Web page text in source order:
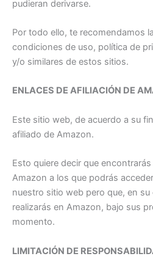
pudieran derivarse.
Por todo ello, te recomendamos
condiciones de uso, política de
y/o similares de estos sitios.
ENLACES DE AFILIACIÓN DE
Este sitio web, de acuerdo a su
afiliado de Amazon.
Esto quiere decir que
Amazon a los que podrás
nuestro sitio web pero que, en su
realizarás en Amazon, bajo sus
momento.
LIMITACIÓN DE